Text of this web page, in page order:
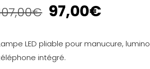
€ 97,00€
LED pliable pour manucure,
intégré.